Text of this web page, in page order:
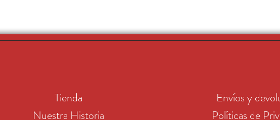
Tienda
Nuestra Historia
Envíos y
Políticas de